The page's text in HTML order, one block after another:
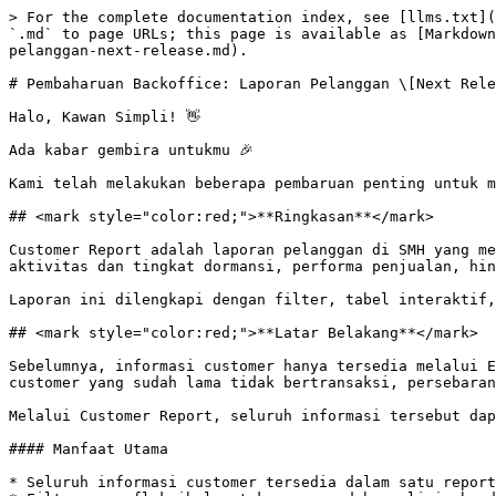
> For the complete documentation index, see [llms.txt](https://fitur-sap.simplidots.id/llms.txt). Markdown versions of documentation pages are available by appending `.md` to page URLs; this page is available as [Markdown](https://fitur-sap.simplidots.id/smh/fitur-pada-smh-sales-management-hub/2026/pembaharuan-backoffice-laporan-pelanggan-next-release.md).

# Pembaharuan Backoffice: Laporan Pelanggan \[Next Release]

Halo, Kawan Simpli! 👋

Ada kabar gembira untukmu 🎉

Kami telah melakukan beberapa pembaruan penting untuk membuat pengalaman menggunakan SimpliDOTS semakin lancar dan nyaman. Berikut ringkasannya:

## <mark style="color:red;">**Ringkasan**</mark>

Customer Report adalah laporan pelanggan di SMH yang menampilkan informasi customer secara lengkap dalam satu halaman. Data yang tersedia mencakup profil customer, aktivitas dan tingkat dormansi, performa penjualan, hingga persebaran lokasi customer.

Laporan ini dilengkapi dengan filter, tabel interaktif, peta, grafik visual, serta fitur export sehingga proses analisis data pelanggan menjadi lebih mudah dan cepat.

## <mark style="color:red;">**Latar Belakang**</mark>

Sebelumnya, informasi customer hanya tersedia melalui Export dalam bentuk data mentah yang perlu diolah kembali secara manual. Untuk mendapatkan insight seperti customer yang sudah lama tidak bertransaksi, persebaran outlet, atau performa penjualan per channel, pengguna harus melakukan pengolahan data sendiri.

Melalui Customer Report, seluruh informasi tersebut dapat diakses dalam satu halaman sehingga lebih praktis untuk monitoring dan pengambilan keputusan.

#### Manfaat Utama

* Seluruh informasi customer tersedia dalam satu report.
* Filter yang fleksibel untuk mempermudah analisis berdasarkan segmen tertentu.
* Visualisasi data dalam bentuk grafik dan peta.
* Data dapat langsung diexport ke CSV atau XLSX untuk kebutuhan analisis lanjutan.

## <mark style="color:red;">**Apa yang baru?**</mark>

### <mark style="background-color:blue;">**1. Filter Global**</mark>

Filter digunakan untuk menyaring seluruh data yang tampil pada halaman report, termasuk summary card, tabel, grafik, dan peta.

![](/files/4YxHjnot3UtsflXCBESL)

**Filter yang tersedia:**

<table><thead><tr><th width="276.974853515625">Filter</th><th>Fungsi</th></tr></thead><tbody><tr><td>Periode</td><td>Menentukan rentang waktu data yang ditampilkan.</td></tr><tr><td>Province, City, District, Village</td><td>Menyaring customer berdasarkan wilayah.</td></tr><tr><td>Channel</td><td>Menyaring customer berdasarkan tipe outlet.</td></tr><tr><td>Salesperson</td><td>Menyaring customer berdasarkan salesman yang menangani.</td></tr><tr><td>Status Customer</td><td>Active, Unverified, Non Active, atau Blacklisted.</td></tr><tr><td>Location Status</td><td>All, Tagged, atau Not Tagged.</td></tr><tr><td>Days Since Transaction</td><td>Menampilkan customer yang sudah tidak bertransaksi minimal sejumlah hari tertentu.</td></tr></tbody></table>

{% hint style="success" %}
Tersedia tombol **Reset** untuk mengembalikan seluruh filter ke kondisi awal.
{% endhint %}

### <mark style="background-color:blue;">**2. Summary Cards**</mark>

Menampilkan ringkasan kondisi customer berdasarkan filter yang sedang